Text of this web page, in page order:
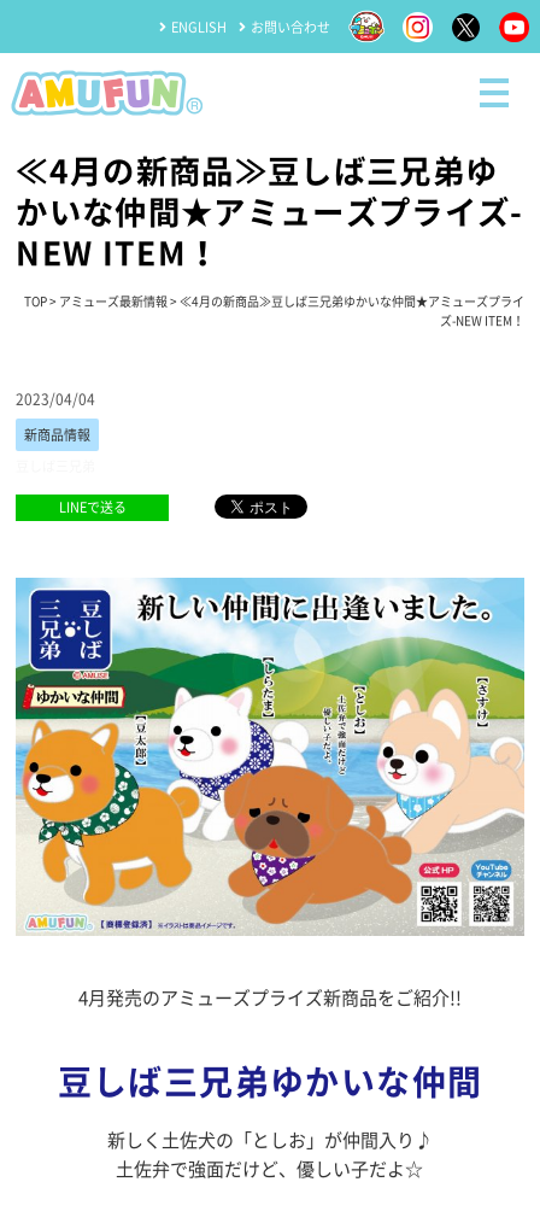
ENGLISH お問い合わせ
≪4月の新商品≫豆しば三兄弟ゆ
かいな仲間★アミューズプライズ-
NEW ITEM！
TOP> アミューズ最新情報> ≪4月の新商品≫豆しば三兄弟ゆかいな仲間★アミューズプライ
ズ-NEW ITEM！
2023/04/04
新商品情報
LINEで送る
4月発売のアミューズプライズ新商品をご紹介!!
豆しば三兄弟ゆかいな仲間
新しく土佐犬の「としお」が仲間入り♪
土佐弁で強面だけど、優しい子だよ☆